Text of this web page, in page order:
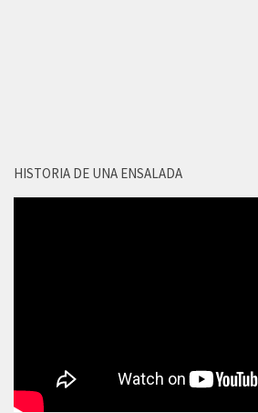
HISTORIA DE UNA ENSALADA